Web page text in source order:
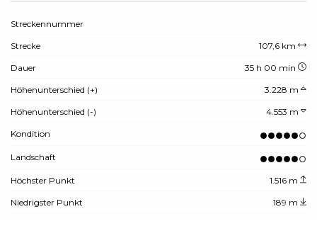
Streckennummer
Strecke 107,6 km
Dauer 35 h 00 min
Höhenunterschied (+) 3.228 m
Höhenunterschied (-) 4.553 m
Kondition
Landschaft
Höchster Punkt 1.516 m
Niedrigster Punkt 189 m